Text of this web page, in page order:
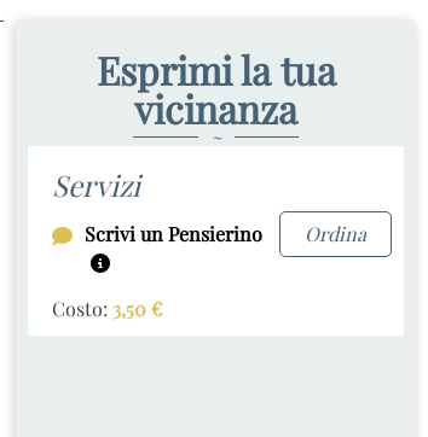
Esprimi la tua
vicinanza
~
Servizi
Scrivi un Pensierino Ordina
Costo: 3,50€